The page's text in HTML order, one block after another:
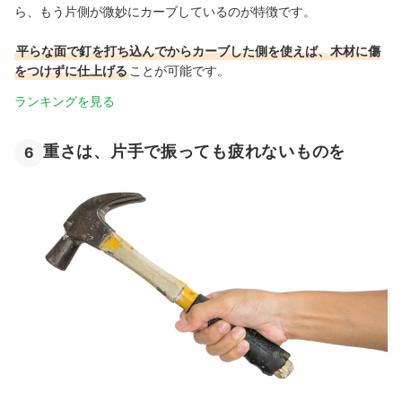
ら、もう片側が微妙にカーブしているのが特徴です。
平らな面で釘を打ち込んでからカーブした側を使えば、木材に傷
をつけずに仕上げる ことが可能です。
ランキングを見る
6 重さは、片手で振っても疲れないものを